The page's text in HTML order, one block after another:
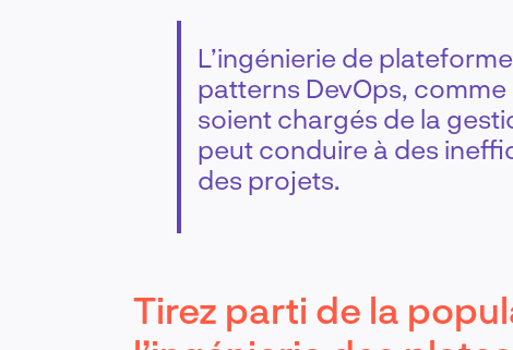
L’ingénierie de
patterns DevOps,
soient chargés de la
peut conduire à des
des projets.
Tirez parti de la